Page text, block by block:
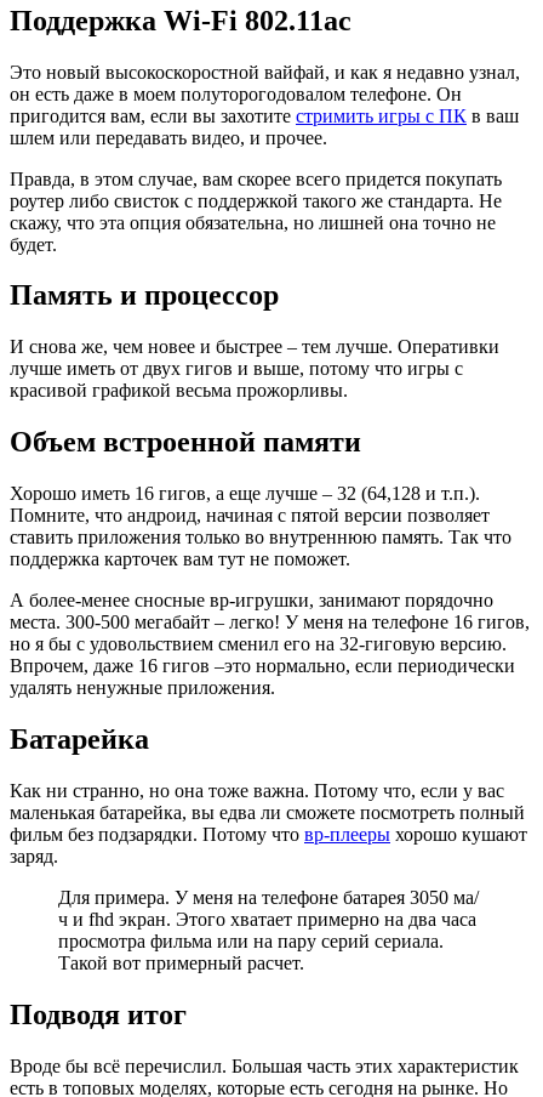
Поддержка Wi-Fi 802.11ac
Это новый высокоскоростной вайфай, и как я недавно узнал,
он есть даже в моем полуторогодовалом телефоне. Он
пригодится вам, если вы захотите стримить игры с ПК в ваш
шлем или передавать видео, и прочее.
Правда, в этом случае, вам скорее всего придется покупать
роутер либо свисток с поддержкой такого же стандарта. Не
скажу, что эта опция обязательна, но лишней она точно не
будет.
Память и процессор
И снова же, чем новее и быстрее – тем лучше. Оперативки
лучше иметь от двух гигов и выше, потому что игры с
красивой графикой весьма прожорливы.
Объем встроенной памяти
Хорошо иметь 16 гигов, а еще лучше – 32 (64,128 и т.п.).
Помните, что андроид, начиная с пятой версии позволяет
ставить приложения только во внутреннюю память. Так что
поддержка карточек вам тут не поможет.
А более-менее сносные вр-игрушки, занимают порядочно
места. 300-500 мегабайт – легко! У меня на телефоне 16 гигов,
но я бы с удовольствием сменил его на 32-гиговую версию.
Впрочем, даже 16 гигов –это нормально, если периодически
удалять ненужные приложения.
Батарейка
Как ни странно, но она тоже важна. Потому что, если у вас
маленькая батарейка, вы едва ли сможете посмотреть полный
фильм без подзарядки. Потому что вр-плееры хорошо кушают
заряд.
Для примера. У меня на телефоне батарея 3050 ма/
ч и fhd экран. Этого хватает примерно на два часа
просмотра фильма или на пару серий сериала.
Такой вот примерный расчет.
Подводя итог
Вроде бы всё перечислил. Большая часть этих характеристик
есть в топовых моделях, которые есть сегодня на рынке. Но